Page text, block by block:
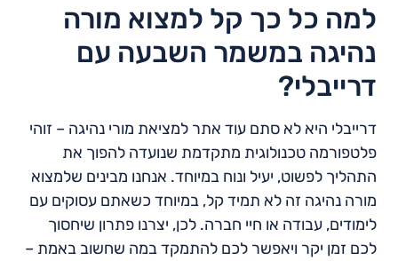
למה כל כך קל למצוא מורה
נהיגה במשמר השבעה עם
דרייבלי?
דרייבלי היא לא סתם עוד אתר למציאת מורי נהיגה – זוהי
פלטפורמה טכנולוגית מתקדמת שנועדה להפוך את
התהליך לפשוט, יעיל ונוח במיוחד. אנחנו מבינים שלמצוא
מורה נהיגה זה לא תמיד קל, במיוחד כשאתם עסוקים עם
לימודים, עבודה או חיי חברה. לכן, יצרנו פתרון שיחסוך
לכם זמן יקר ויאפשר לכם להתמקד במה שחשוב באמת –